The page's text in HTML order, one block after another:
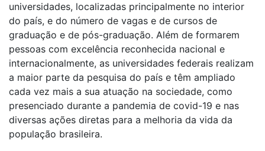
universidades, localizadas principalmente no interior
do país, e do número de vagas e de cursos de
graduação e de pós-graduação. Além de formarem
pessoas com excelência reconhecida nacional e
internacionalmente, as universidades federais realizam
a maior parte da pesquisa do país e têm ampliado
cada vez mais a sua atuação na sociedade, como
presenciado durante a pandemia de covid-19 e nas
diversas ações diretas para a melhoria da vida da
população brasileira.